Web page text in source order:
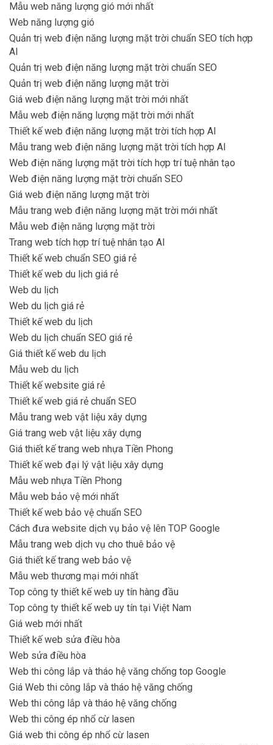
Mẫu web năng lượng gió mới nhất
Web năng lượng gió
Quản trị web điện năng lượng mặt trời chuẩn SEO tích hợp
AI
Quản trị web điện năng lượng mặt trời chuẩn SEO
Quản trị web điện năng lượng mặt trời
Giá web điện năng lượng mặt trời mới nhất
Mẫu web điện năng lượng mặt trời mới nhất
Thiết kế web điện năng lượng mặt trời tích hợp AI
Mẫu trang web điện năng lượng mặt trời tích hợp AI
Web điện năng lượng mặt trời tích hợp trí tuệ nhân tạo
Web điện năng lượng mặt trời chuẩn SEO
Giá web điện năng lượng mặt trời
Mẫu trang web điện năng lượng mặt trời mới nhất
Mẫu web điện năng lượng mặt trời
Trang web tích hợp trí tuệ nhân tạo AI
Thiết kế web chuẩn SEO giá rẻ
Thiết kế web du lịch giá rẻ
Web du lịch
Web du lịch giá rẻ
Thiết kế web du lịch
Web du lịch chuẩn SEO giá rẻ
Giá thiết kế web du lịch
Mẫu web du lịch
Thiết kế website giá rẻ
Thiết kế web giá rẻ chuẩn SEO
Mẫu trang web vật liệu xây dựng
Giá trang web vật liệu xây dựng
Giá thiết kế trang web nhựa Tiền Phong
Thiết kế web đại lý vật liệu xây dựng
Mẫu web nhựa Tiền Phong
Mẫu web bảo vệ mới nhất
Thiết kế web bảo vệ chuẩn SEO
Cách đưa website dịch vụ bảo vệ lên TOP Google
Mẫu trang web dịch vụ cho thuê bảo vệ
Giá thiết kế trang web bảo vệ
Mẫu web thương mại mới nhất
Top công ty thiết kế web uy tín hàng đầu
Top công ty thiết kế web uy tín tại Việt Nam
Giá web mới nhất
Thiết kế web sửa điều hòa
Web sửa điều hòa
Web thi công lắp và tháo hệ văng chống top Google
Giá Web thi công lắp và tháo hệ văng chống
Web thi công lắp và tháo hệ văng chống
Web thi công ép nhổ cừ lasen
Giá web thi công ép nhổ cừ lasen